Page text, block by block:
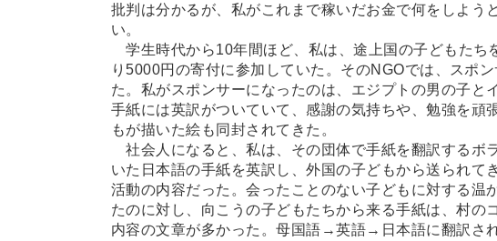
批判は分かるが、私がこれまで稼いだお金で何をしよう
い。
学生時代から10年間ほど、私は、途上国の子どもたち
り5000円の寄付に参加していた。そのNGOでは、スポ
た。私がスポンサーになったのは、エジプトの男の子と
手紙には英訳がついていて、感謝の気持ちや、勉強を頑
もが描いた絵も同封されてきた。
社会人になると、私は、その団体で手紙を翻訳するボ
いた日本語の手紙を英訳し、外国の子どもから送られて
活動の内容だった。会ったことのない子どもに対する温
たのに対し、向こうの子どもたちから来る手紙は、村の
内容の文章が多かった。母国語→英語→日本語に翻訳さ